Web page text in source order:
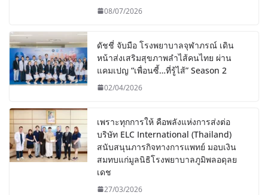
08/07/2026
ดัชชี่ จับมือ โรงพยาบาลจุฬาภรณ์ เดิน
หน้าส่งเสริมสุขภาพลำไส้คนไทย ผ่าน
แคมเปญ “เพื่อนซี้…ที่รู้ไส้” Season 2
02/04/2026
เพราะทุกการให้ คือพลังแห่งการส่งต่อ
บริษัท ELC International (Thailand)
สนับสนุนภารกิจทางการแพทย์ มอบเงิน
สมทบแก่มูลนิธิโรงพยาบาลภูมิพลอดุลย
เดช
27/03/2026